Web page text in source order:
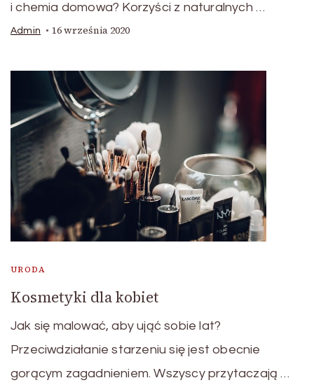
i chemia domowa? Korzyści z naturalnych …
Admin 16 września 2020
URODA
Kosmetyki dla kobiet
Jak się malować, aby ująć sobie lat?
Przeciwdziałanie starzeniu się jest obecnie
gorącym zagadnieniem. Wszyscy przytaczają …